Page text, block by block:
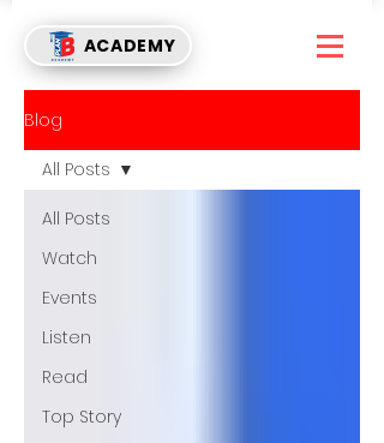
ACADEMY
Blog
All Posts
Watch
Events
Listen
Read
Top Story
All Posts